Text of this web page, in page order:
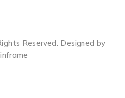
Reserved. Designed by
inframe